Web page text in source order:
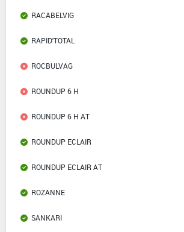
RACABELVIG
RAPID'TOTAL
ROCBULVAG
ROUNDUP 6 H
ROUNDUP 6 H AT
ROUNDUP ECLAIR
ROUNDUP ECLAIR AT
ROZANNE
SANKARI